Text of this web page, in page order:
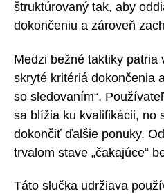
štruktúrovaný tak, aby
dokončeniu a zároveň
Medzi bežné taktiky patria
skryté kritériá dokončenia
so sledovaním“.
sa blížia ku kvalifikácii, no
dokončiť ďalšie ponuky.
trvalom stave „čakajúce“
Táto slučka udržiava